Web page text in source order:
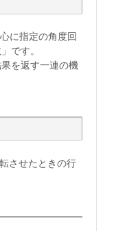
に指定の角度回
です。
を返す一連の機
させたときの行